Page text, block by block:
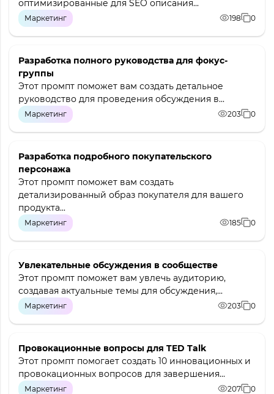
оптимизированные для SEO описания...
Маркетинг 198 0
Разработка полного руководства для фокус-
группы
Этот промпт поможет вам создать детальное
руководство для проведения обсуждения в...
Маркетинг 203 0
Разработка подробного покупательского
персонажа
Этот промпт поможет вам создать
детализированный образ покупателя для вашего
продукта...
Маркетинг 185 0
Увлекательные обсуждения в сообществе
Этот промпт поможет вам увлечь аудиторию,
создавая актуальные темы для обсуждения,...
Маркетинг 203 0
Провокационные вопросы для TED Talk
Этот промпт помогает создать 10 инновационных и
провокационных вопросов для завершения...
Маркетинг 207 0